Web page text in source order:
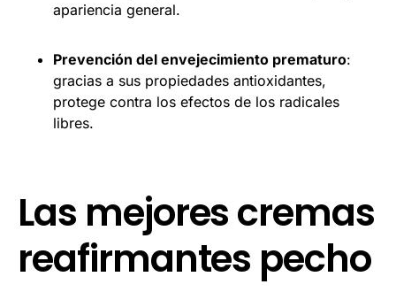
apariencia general.
Prevención del envejecimiento prematuro:
gracias a sus propiedades antioxidantes,
protege contra los efectos de los radicales
libres.
Las mejores cremas
reafirmantes pecho